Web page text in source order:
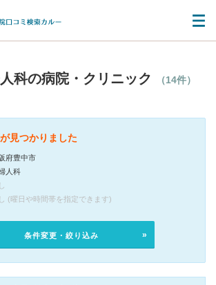
科の病院・クリニック （14件）
見つかりました
府豊中市
人科
(曜日や時間帯を指定できます)
条件変更・絞り込み